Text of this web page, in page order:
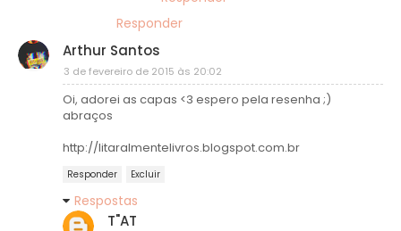
Responder
Arthur Santos
3 de fevereiro de 2015 às 20:02
Oi, adorei as capas <3 espero pela resenha ;)
abraços
http://litaralmentelivros.blogspot.com.br
Responder Excluir
Respostas
T"AT